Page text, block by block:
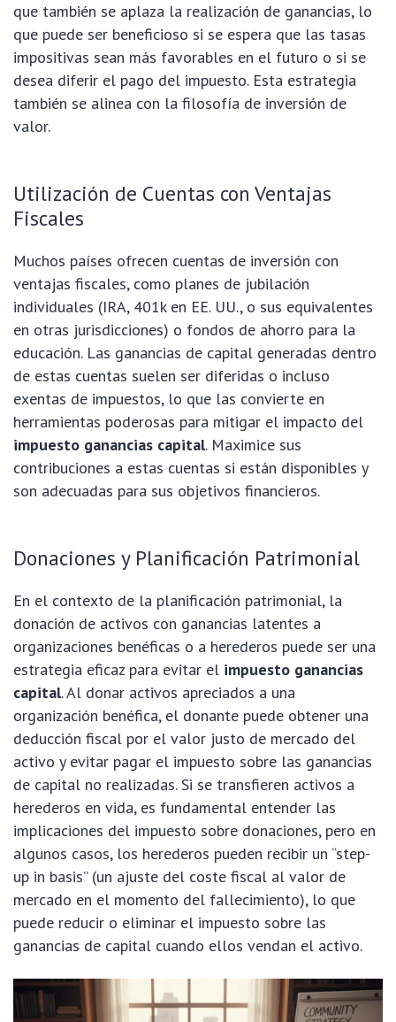
que también se aplaza la realización de ganancias, lo
que puede ser beneficioso si se espera que las tasas
impositivas sean más favorables en el futuro o si se
desea diferir el pago del impuesto. Esta estrategia
también se alinea con la filosofía de inversión de
valor.
Utilización de Cuentas con Ventajas
Fiscales
Muchos países ofrecen cuentas de inversión con
ventajas fiscales, como planes de jubilación
individuales (IRA, 401k en EE. UU., o sus equivalentes
en otras jurisdicciones) o fondos de ahorro para la
educación. Las ganancias de capital generadas dentro
de estas cuentas suelen ser diferidas o incluso
exentas de impuestos, lo que las convierte en
herramientas poderosas para mitigar el impacto del
impuesto ganancias capital. Maximice sus
contribuciones a estas cuentas si están disponibles y
son adecuadas para sus objetivos financieros.
Donaciones y Planificación Patrimonial
En el contexto de la planificación patrimonial, la
donación de activos con ganancias latentes a
organizaciones benéficas o a herederos puede ser una
estrategia eficaz para evitar el impuesto ganancias
capital. Al donar activos apreciados a una
organización benéfica, el donante puede obtener una
deducción fiscal por el valor justo de mercado del
activo y evitar pagar el impuesto sobre las ganancias
de capital no realizadas. Si se transfieren activos a
herederos en vida, es fundamental entender las
implicaciones del impuesto sobre donaciones, pero en
algunos casos, los herederos pueden recibir un “step-
up in basis” (un ajuste del coste fiscal al valor de
mercado en el momento del fallecimiento), lo que
puede reducir o eliminar el impuesto sobre las
ganancias de capital cuando ellos vendan el activo.